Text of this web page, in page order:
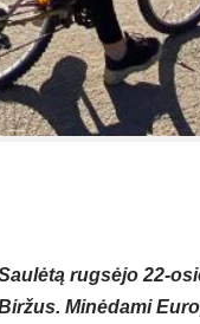
rugsėjo 22-
Minėdami